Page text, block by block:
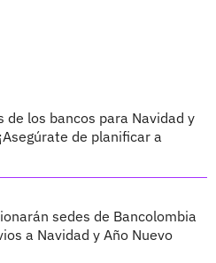
de los bancos para Navidad y
de planificar a
sedes de Bancolombia
a Navidad y Año Nuevo